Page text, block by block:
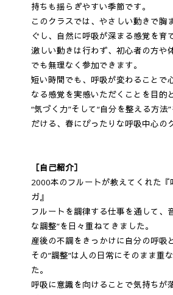
持ちも揺らぎやすい季節です。
このクラスでは、やさしい動きで胸
ぐし、自然に呼吸が深まる感覚を育
激しい動きは行わず、初心者の方や
でも無理なく参加できます。
短い時間でも、呼吸が変わることで
なる感覚を実感いただくことを目的
“気づく力”そして“自分を整える方法
だける、春にぴったりな呼吸中心の
［自己紹介］
2000本のフルートが教えてくれた『
ガ』
フルートを調律する仕事を通して、
な調整”を日々重ねてきました。
産後の不調をきっかけに自分の呼吸
その”調整”は人の日常にそのまま重
た。
呼吸に意識を向けることで気持ちが